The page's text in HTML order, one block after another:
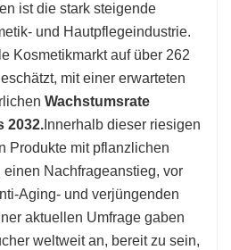
ist die stark steigende
und Hautpflegeindustrie.
Kosmetikmarkt auf über 262
mit einer erwarteten
Wachstumsrate
2032. Innerhalb dieser riesigen
Produkte mit pflanzlichen
Nachfrageanstieg, vor
Aging- und verjüngenden
aktuellen Umfrage gaben
weltweit an, bereit zu sein,